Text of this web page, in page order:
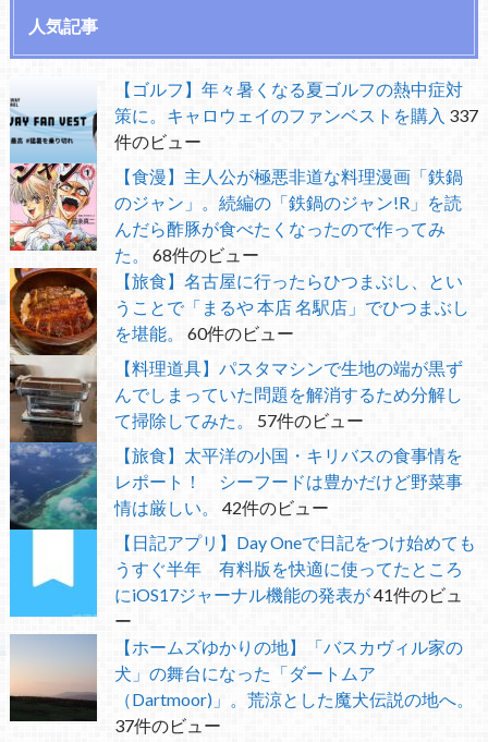
人気記事
【ゴルフ】年々暑くなる夏ゴルフの熱中症対
策に。キャロウェイのファンベストを購入 337
件のビュー
【食漫】主人公が極悪非道な料理漫画「鉄鍋
のジャン」。続編の「鉄鍋のジャン!R」を読
んだら酢豚が食べたくなったので作ってみ
た。
68件のビュー
【旅食】名古屋に行ったらひつまぶし、とい
うことで「まるや 本店 名駅店」でひつまぶし
を堪能。
60件のビュー
【料理道具】パスタマシンで生地の端が黒ず
んでしまっていた問題を解消するため分解し
て掃除してみた。
57件のビュー
【旅食】太平洋の小国・キリバスの食事情を
レポート！ シーフードは豊かだけど野菜事
情は厳しい。
42件のビュー
【日記アプリ】Day Oneで日記をつけ始めても
うすぐ半年 有料版を快適に使ってたところ
にiOS17ジャーナル機能の発表が41件のビュ
ー
【ホームズゆかりの地】「バスカヴィル家の
犬」の舞台になった「ダートムア
（Dartmoor)」。荒涼とした魔犬伝説の地へ。
37件のビュー